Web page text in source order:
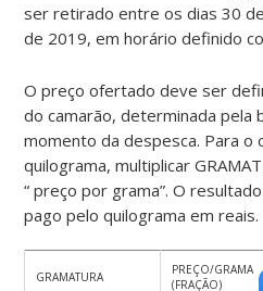
ser retirado entre os dias 30
de 2019, em horário definido
O preço ofertado deve ser
do camarão, determinada pela
momento da despesca. Para o
quilograma, multiplicar
“ preço por grama”. O
pago pelo quilograma em reais.
GRAMATURA
PREÇO/GRAMA
(FRAÇÃO)